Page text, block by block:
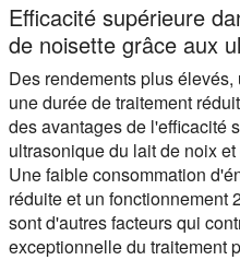
Efficacité supérieure
de noisette grâce aux
Des rendements plus
une durée de traitement
des avantages de l'efficacité
ultrasonique du lait de noix
Une faible consommation
réduite et un fonctionnement
sont d'autres facteurs qui
exceptionnelle du traitement